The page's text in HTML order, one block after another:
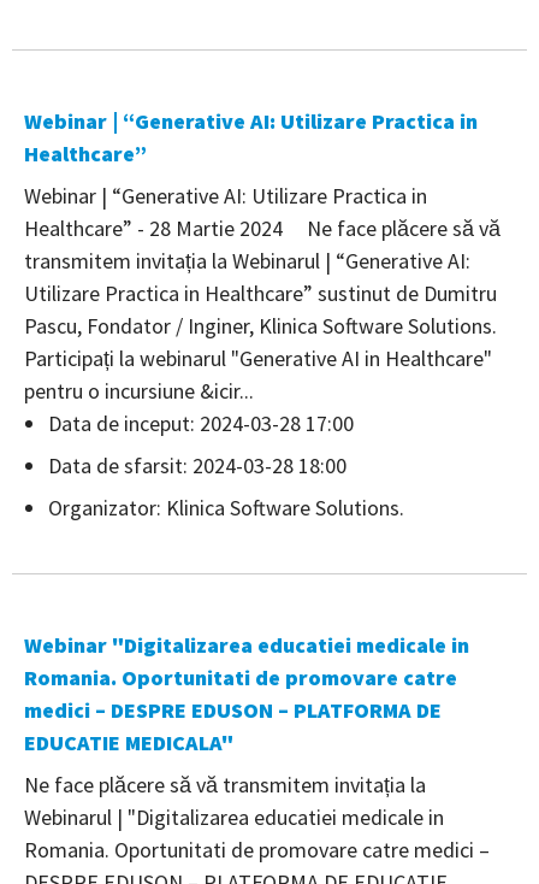
Webinar | “Generative AI: Utilizare Practica in
Healthcare”
Webinar | “Generative AI: Utilizare Practica in
Healthcare” - 28 Martie 2024 Ne face plăcere să vă
transmitem invitația la Webinarul | “Generative AI:
Utilizare Practica in Healthcare” sustinut de Dumitru
Pascu, Fondator / Inginer, Klinica Software Solutions.
Participați la webinarul "Generative AI in Healthcare"
pentru o incursiune &icir...
Data de inceput: 2024-03-28 17:00
Data de sfarsit: 2024-03-28 18:00
Organizator: Klinica Software Solutions.
Webinar "Digitalizarea educatiei medicale in
Romania. Oportunitati de promovare catre
medici – DESPRE EDUSON – PLATFORMA DE
EDUCATIE MEDICALA"
Ne face plăcere să vă transmitem invitația la
Webinarul | "Digitalizarea educatiei medicale in
Romania. Oportunitati de promovare catre medici –